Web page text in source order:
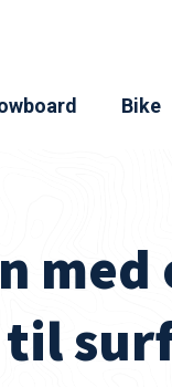
Bike
med
til